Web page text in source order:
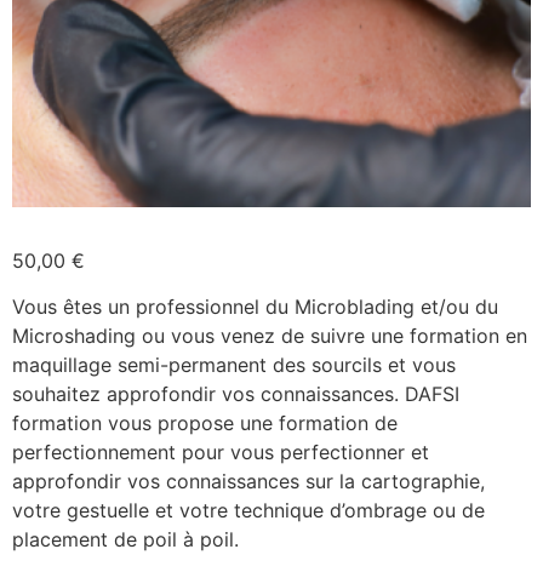
50,00 €
Vous êtes un professionnel du Microblading et/ou du
Microshading ou vous venez de suivre une formation en
maquillage semi-permanent des sourcils et vous
souhaitez approfondir vos connaissances. DAFSI
formation vous propose une formation de
perfectionnement pour vous perfectionner et
approfondir vos connaissances sur la cartographie,
votre gestuelle et votre technique d’ombrage ou de
placement de poil à poil.